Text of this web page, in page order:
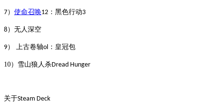
7） 使命召唤12 ：黑色行动3
8）无人深空
9） 上古卷轴ol ：皇冠包
10） 雪山狼人杀Dread Hunger
关于Steam Deck